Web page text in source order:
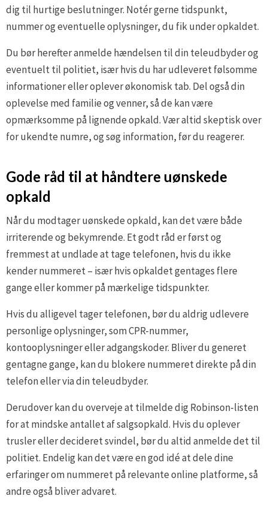
dig til hurtige beslutninger. Notér gerne tidspunkt,
nummer og eventuelle oplysninger, du fik under opkaldet.
Du bør herefter anmelde hændelsen til din teleudbyder og
eventuelt til politiet, især hvis du har udleveret følsomme
informationer eller oplever økonomisk tab. Del også din
oplevelse med familie og venner, så de kan være
opmærksomme på lignende opkald. Vær altid skeptisk over
for ukendte numre, og søg information, før du reagerer.
Gode råd til at håndtere uønskede
opkald
Når du modtager uønskede opkald, kan det være både
irriterende og bekymrende. Et godt råd er først og
fremmest at undlade at tage telefonen, hvis du ikke
kender nummeret – især hvis opkaldet gentages flere
gange eller kommer på mærkelige tidspunkter.
Hvis du alligevel tager telefonen, bør du aldrig udlevere
personlige oplysninger, som CPR-nummer,
kontooplysninger eller adgangskoder. Bliver du generet
gentagne gange, kan du blokere nummeret direkte på din
telefon eller via din teleudbyder.
Derudover kan du overveje at tilmelde dig Robinson-listen
for at mindske antallet af salgsopkald. Hvis du oplever
trusler eller decideret svindel, bør du altid anmelde det til
politiet. Endelig kan det være en god idé at dele dine
erfaringer om nummeret på relevante online platforme, så
andre også bliver advaret.